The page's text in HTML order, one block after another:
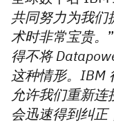
共同努力为我们
术时非常宝贵。
得不将
这种情形。IBM
允许我们重新
会迅速得到纠正